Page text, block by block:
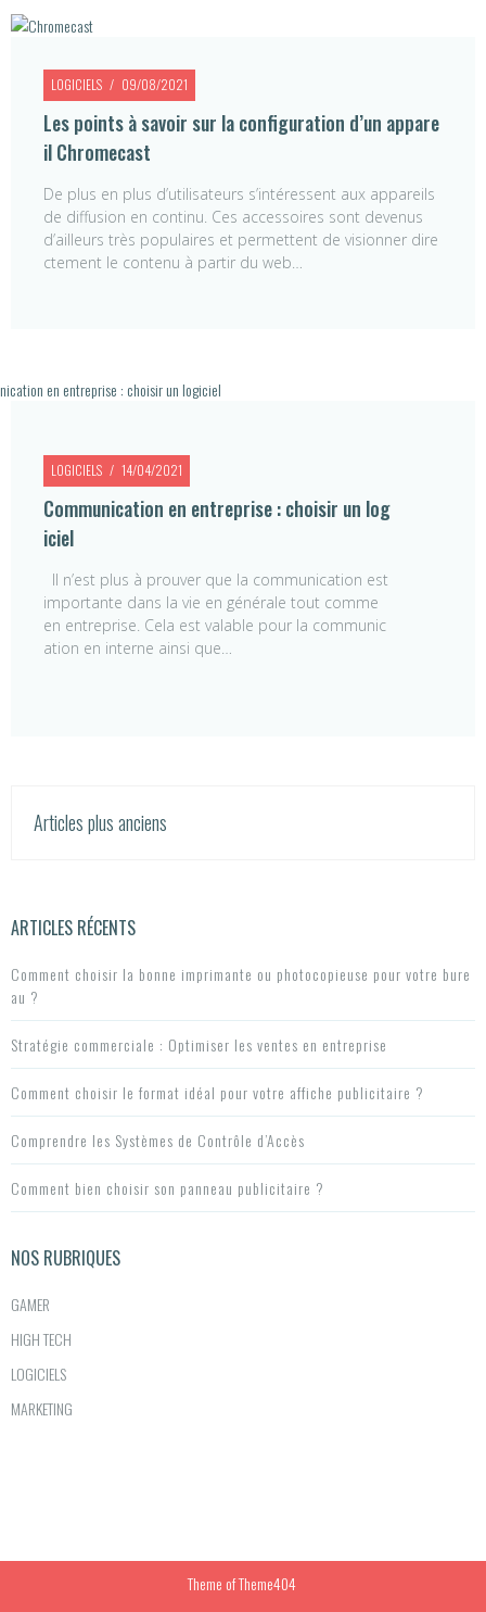
LOGICIELS 09/08/2021
Les points à savoir sur la configuration d’un appare
il Chromecast
De plus en plus d’utilisateurs s’intéressent aux appareils
de diffusion en continu. Ces accessoires sont devenus
d’ailleurs très populaires et permettent de visionner dire
ctement le contenu à partir du web…
LOGICIELS 14/04/2021
Communication en entreprise : choisir un log
iciel
Il n’est plus à prouver que la communication est
importante dans la vie en générale tout comme
en entreprise. Cela est valable pour la communic
ation en interne ainsi que…
N
i
g
a
t
i
o
n
d
e
s
a
r
t
e
Articles plus anciens
ARTICLES RÉCENTS
Comment choisir la bonne imprimante ou photocopieuse pour votre bure
au ?
Stratégie commerciale : Optimiser les ventes en entreprise
Comment choisir le format idéal pour votre affiche publicitaire ?
Comprendre les Systèmes de Contrôle d’Accès
Comment bien choisir son panneau publicitaire ?
NOS RUBRIQUES
GAMER
HIGH TECH
LOGICIELS
MARKETING
Theme ofTheme404